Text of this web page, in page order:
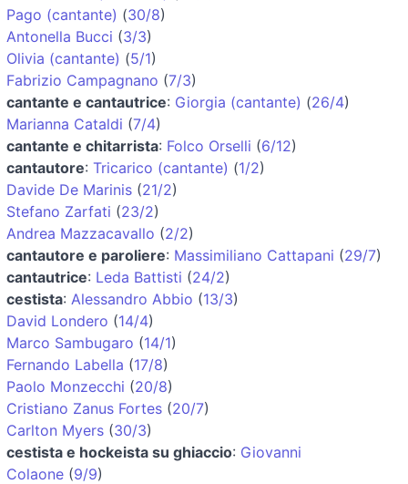
Pago (cantante) (30/8)
Antonella Bucci (3/3)
Olivia (cantante) (5/1)
Fabrizio Campagnano (7/3)
cantante e cantautrice: Giorgia (cantante) (26/4)
Marianna Cataldi (7/4)
cantante e chitarrista: Folco Orselli (6/12)
cantautore: Tricarico (cantante) (1/2)
Davide De Marinis (21/2)
Stefano Zarfati (23/2)
Andrea Mazzacavallo (2/2)
cantautore e paroliere: Massimiliano Cattapani (29/7)
cantautrice: Leda Battisti (24/2)
cestista: Alessandro Abbio (13/3)
David Londero (14/4)
Marco Sambugaro (14/1)
Fernando Labella (17/8)
Paolo Monzecchi (20/8)
Cristiano Zanus Fortes (20/7)
Carlton Myers (30/3)
cestista e hockeista su ghiaccio: Giovanni
Colaone (9/9)